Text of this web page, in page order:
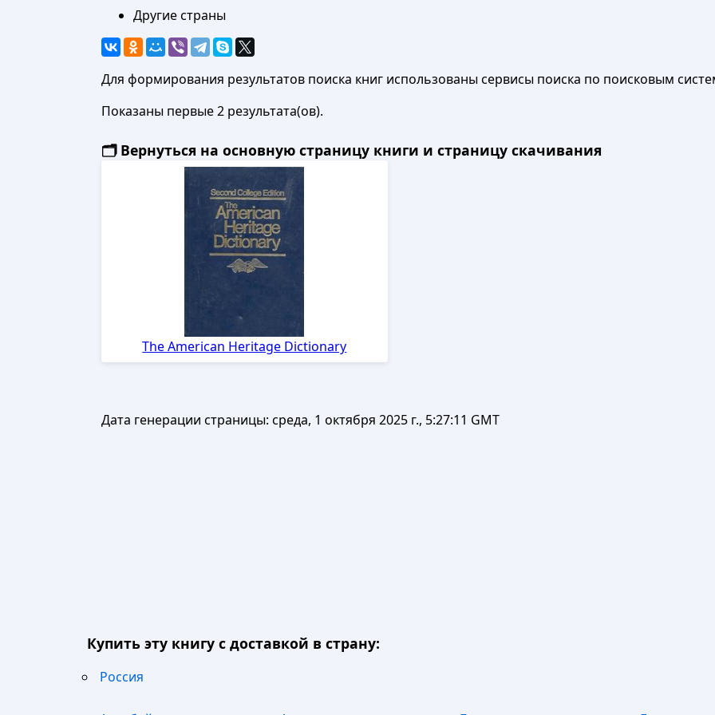
Другие страны
Для формирования результатов поиска книг использованы сервисы поиска по поисковым
Показаны первые 2 результата(ов).
🗂️ Вернуться на основную страницу книги и страницу скачивания
The American Heritage Dictionary
Дата генерации страницы: среда, 1 октября 2025 г., 5:27:11 GMT
Купить эту книгу с доставкой в страну:
Россия